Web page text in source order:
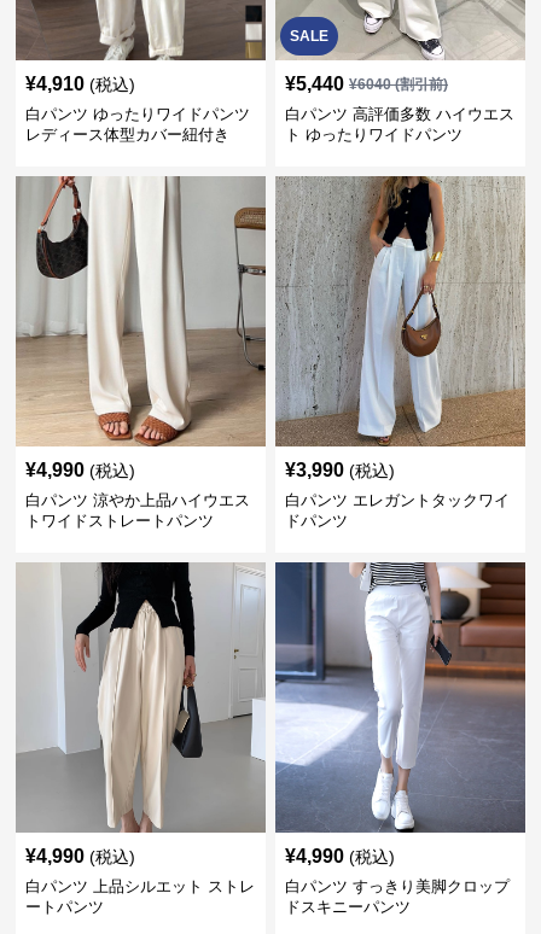
¥4,910 (税込)
白パンツ ゆったりワイドパンツ
レディース体型カバー紐付き
SALE
¥5,440 ¥6040(割引前)
白パンツ 高評価多数 ハイウエス
ト ゆったりワイドパンツ
¥4,990 (税込)
白パンツ 涼やか上品ハイウエス
トワイドストレートパンツ
¥3,990 (税込)
白パンツ エレガントタックワイ
ドパンツ
¥4,990 (税込)
白パンツ 上品シルエット ストレ
ートパンツ
¥4,990 (税込)
白パンツ すっきり美脚クロップ
ドスキニーパンツ